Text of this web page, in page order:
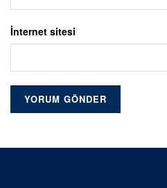
İnternet sitesi